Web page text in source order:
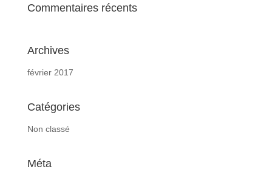
Commentaires récents
Archives
février 2017
Catégories
Non classé
Méta